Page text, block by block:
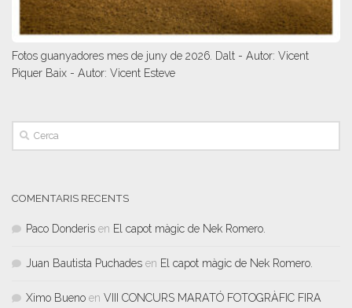
Fotos guanyadores mes de juny de 2026. Dalt - Autor: Vicent
Piquer Baix - Autor: Vicent Esteve
COMENTARIS RECENTS
Paco Donderis en El capot màgic de Nek Romero.
Juan Bautista Puchades en El capot màgic de Nek Romero.
Ximo Bueno en VIII CONCURS MARATÓ FOTOGRÀFIC FIRA